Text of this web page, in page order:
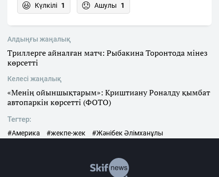
Күлкілі 1 Ашулы 1
Алдыңғы жаңалық
Триллерге айналған матч: Рыбакина Торонтода мінез
көрсетті
Келесі жаңалық
«Менің ойыншықтарым»: Криштиану Роналду қымбат
автопаркін көрсетті (ФОТО)
Тегтер:
#Америка #жекпе-жек #Жәнібек Әлімханұлы